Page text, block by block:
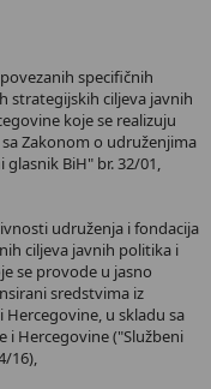
specifičnih
strategijskih ciljeva javnih
koje se realizuju
Zakonom o udruženjima
BiH" br. 32/01,
udruženja i fondacija
ciljeva javnih politika i
se provode u jasno
sredstvima iz
u skladu sa
i Hercegovine ("Službeni
16),